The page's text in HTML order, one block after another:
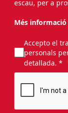
escau, per a
Més
Accepto el
personals
detallada. *